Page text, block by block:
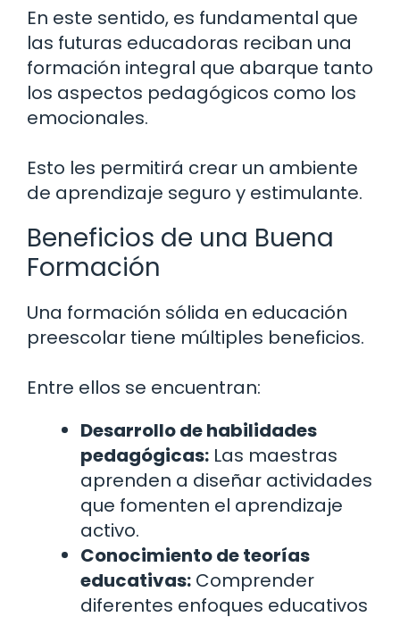
En este sentido, es fundamental que
las futuras educadoras reciban una
formación integral que abarque tanto
los aspectos pedagógicos como los
emocionales.
Esto les permitirá crear un ambiente
de aprendizaje seguro y estimulante.
Beneficios de una Buena
Formación
Una formación sólida en educación
preescolar tiene múltiples beneficios.
Entre ellos se encuentran:
Desarrollo de habilidades
pedagógicas: Las maestras
aprenden a diseñar actividades
que fomenten el aprendizaje
activo.
Conocimiento de teorías
educativas: Comprender
diferentes enfoques educativos